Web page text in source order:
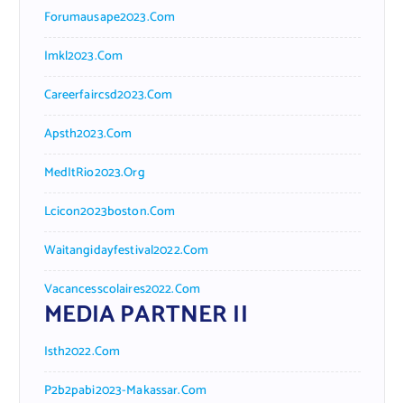
Forumausape2023.com
Imkl2023.com
Careerfaircsd2023.com
Apsth2023.com
MedItRio2023.org
Lcicon2023boston.com
Waitangidayfestival2022.com
Vacancesscolaires2022.com
MEDIA PARTNER II
Isth2022.com
P2b2pabi2023-Makassar.com